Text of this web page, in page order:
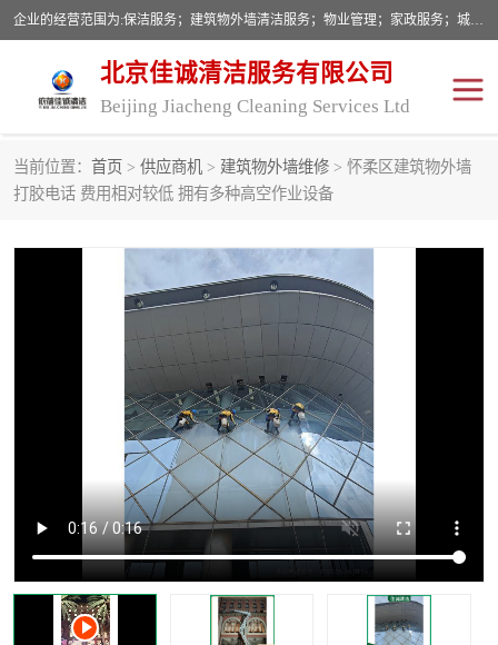
企业的经营范围为:保洁服务；建筑物外墙清洁服务；物业管理；家政服务；城市园林绿化；劳务分包；技术开发、技术转让、技术服务；销售保洁设备、卫生用品、化工产品（不含危险化学品及一类易制毒化学品）、日用品、办公设备、建筑材料、装饰材料；图文设计；清洁服务（不含餐具消毒）；中央空调维修；工程设计；施工总承包；专业承包。
北京佳诚清洁服务有限公司
Beijing Jiacheng Cleaning Services Ltd
当前位置： 首页 > 供应商机 > 建筑物外墙维修 > 怀柔区建筑物外墙
打胶电话 费用相对较低 拥有多种高空作业设备
外墙清洗 开荒保洁
开荒保洁 保洁服务
建筑物外墙维修